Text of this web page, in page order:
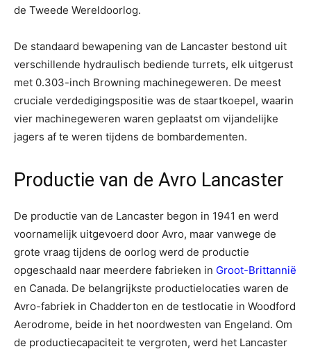
de Tweede Wereldoorlog.
De standaard bewapening van de Lancaster bestond uit
verschillende hydraulisch bediende turrets, elk uitgerust
met 0.303-inch Browning machinegeweren. De meest
cruciale verdedigingspositie was de staartkoepel, waarin
vier machinegeweren waren geplaatst om vijandelijke
jagers af te weren tijdens de bombardementen.
Productie van de Avro Lancaster
De productie van de Lancaster begon in 1941 en werd
voornamelijk uitgevoerd door Avro, maar vanwege de
grote vraag tijdens de oorlog werd de productie
opgeschaald naar meerdere fabrieken in Groot-Brittannië
en Canada. De belangrijkste productielocaties waren de
Avro-fabriek in Chadderton en de testlocatie in Woodford
Aerodrome, beide in het noordwesten van Engeland. Om
de productiecapaciteit te vergroten, werd het Lancaster